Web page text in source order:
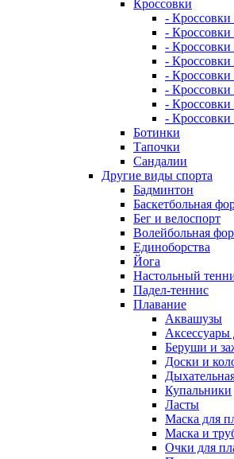
Кроссовки
- Кроссовки
- Кроссовки
- Кроссовки
- Кроссовки
- Кроссовки
-
- Кроссовки
-
Ботинки
Тапочки
Сандалии
Другие виды спорта
Бадминтон
Баскетбольная
Бег и велоспорт
Волейбольная
Единоборства
Йога
Настольный
Падел-теннис
Плавание
Аквашузы
Аксессуары
Беруши и
Доски и
Купальники
Ласты
Маска для
Маска и
Очки для